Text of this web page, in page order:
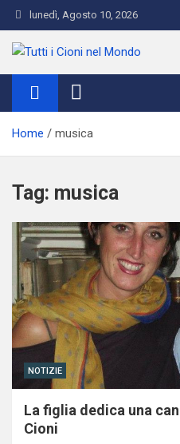
Skip
to
content
lunedì, Agosto 10, 2026
Tutti i Cioni
Where Cioni`s come from
Home musica
Tag: musica
NOTIZIE
La figlia dedica una
Cioni